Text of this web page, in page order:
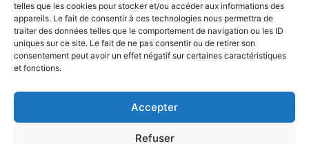
telles que les cookies pour stocker et/ou accéder aux informations des
appareils. Le fait de consentir à ces technologies nous permettra de
traiter des données telles que le comportement de navigation ou les ID
uniques sur ce site. Le fait de ne pas consentir ou de retirer son
consentement peut avoir un effet négatif sur certaines caractéristiques
et fonctions.
Accepter
Refuser